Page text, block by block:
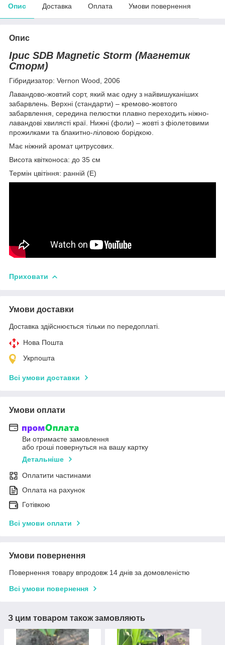
Опис Доставка Оплата Умови повернення
Опис
Ірис SDB Magnetic Storm (Магнетик
Сторм)
Гібридизатор: Vernon Wood, 2006
Лавандово-жовтий сорт, який має одну з найвишуканіших
забарвлень. Верхні (стандарти) – кремово-жовтого
забарвлення, середина пелюстки плавно переходить ніжно-
лавандові хвилясті краї. Нижні (фоли) – жовті з фіолетовими
прожилками та блакитно-ліловою борідкою.
Має ніжний аромат цитрусових.
Висота квітконоса: до 35 см
Термін цвітіння: ранній (Е)
Приховати
Умови доставки
Доставка здійснюється тільки по передоплаті.
Нова Пошта
Укрпошта
Всі умови доставки
Умови оплати
Ви отримаєте замовлення
або гроші повернуться на вашу картку
Детальніше
Оплатити частинами
Оплата на рахунок
Готівкою
Всі умови оплати
Умови повернення
Повернення товару впродовж 14 днів за домовленістю
Всі умови повернення
З цим товаром також замовляють